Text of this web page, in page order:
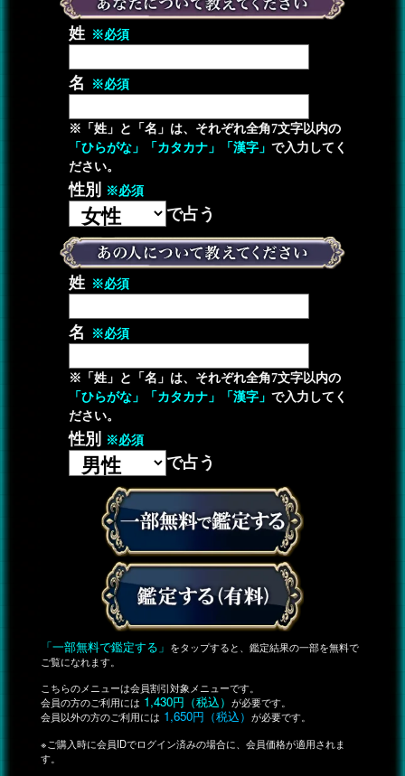
姓 ※必須
名 ※必須
※「姓」と「名」は、それぞれ全角7文字以内の
「ひらがな」「カタカナ」「漢字」で入力してく
ださい。
性別 ※必須
で占う
姓 ※必須
名 ※必須
※「姓」と「名」は、それぞれ全角7文字以内の
「ひらがな」「カタカナ」「漢字」で入力してく
ださい。
性別 ※必須
で占う
「一部無料で鑑定する」 をタップすると、鑑定結果の一部を無料で
ご覧になれます。
こちらのメニューは会員割引対象メニューです。
会員の方のご利用には 1,430円（税込） が必要です。
会員以外の方のご利用には 1,650円（税込） が必要です。
※ご購入時に会員IDでログイン済みの場合に、会員価格が適用されま
す。